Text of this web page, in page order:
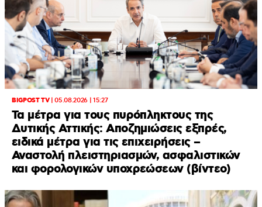
BIGPOST TV|05.08.2026 | 15:27
Τα μέτρα για τους πυρόπληκτους της
Δυτικής Αττικής: Αποζημιώσεις εξπρές,
ειδικά μέτρα για τις επιχειρήσεις –
Αναστολή πλειστηριασμών, ασφαλιστικών
και φορολογικών υποχρεώσεων (βίντεο)